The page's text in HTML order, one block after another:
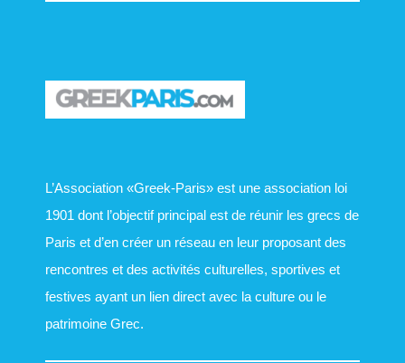
L’Association «Greek-Paris» est une association loi
1901 dont l’objectif principal est de réunir les grecs de
Paris et d’en créer un réseau en leur proposant des
rencontres et des activités culturelles, sportives et
festives ayant un lien direct avec la culture ou le
patrimoine Grec.